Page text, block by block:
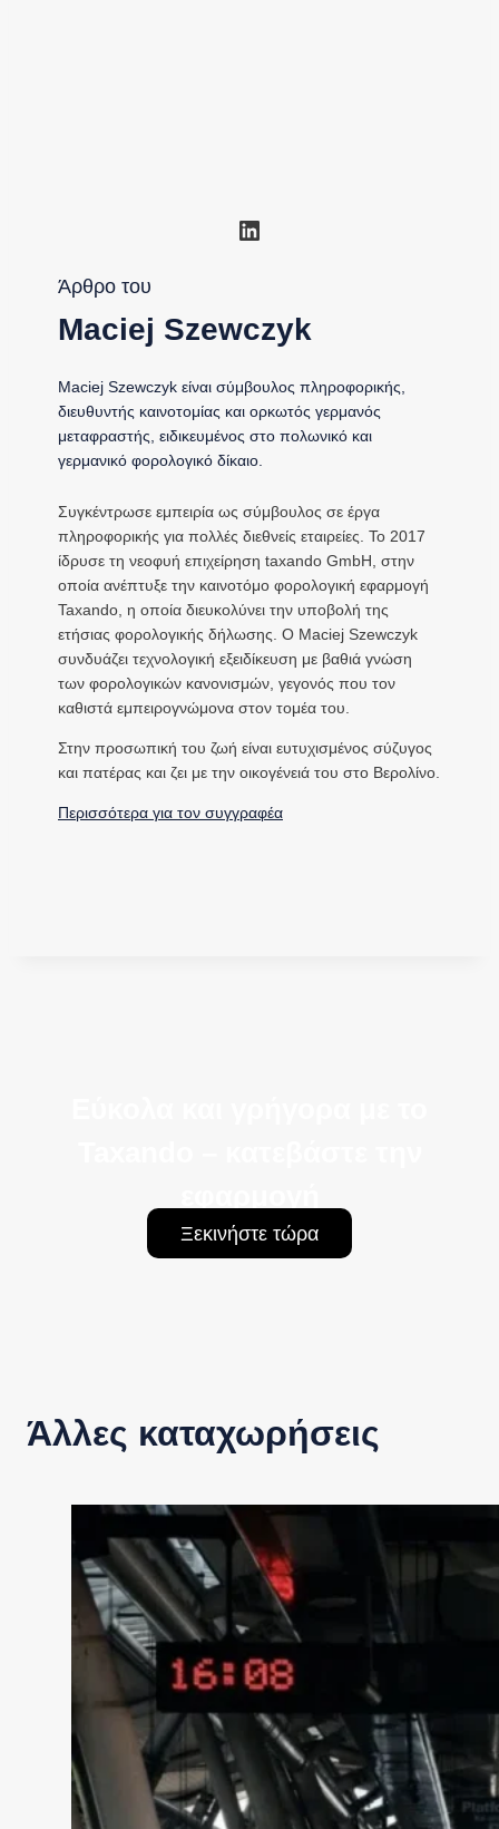
Linkedin
Άρθρο του
Maciej Szewczyk
Maciej Szewczyk είναι σύμβουλος πληροφορικής,
διευθυντής καινοτομίας και ορκωτός γερμανός
μεταφραστής, ειδικευμένος στο πολωνικό και
γερμανικό φορολογικό δίκαιο.
Συγκέντρωσε εμπειρία ως σύμβουλος σε έργα
πληροφορικής για πολλές διεθνείς εταιρείες. Το 2017
ίδρυσε τη νεοφυή επιχείρηση taxando GmbH, στην
οποία ανέπτυξε την καινοτόμο φορολογική εφαρμογή
Taxando, η οποία διευκολύνει την υποβολή της
ετήσιας φορολογικής δήλωσης. Ο Maciej Szewczyk
συνδυάζει τεχνολογική εξειδίκευση με βαθιά γνώση
των φορολογικών κανονισμών, γεγονός που τον
καθιστά εμπειρογνώμονα στον τομέα του.
Στην προσωπική του ζωή είναι ευτυχισμένος σύζυγος
και πατέρας και ζει με την οικογένειά του στο Βερολίνο.
Περισσότερα για τον συγγραφέα
Ξεκινήστε τώρα
Άλλες καταχωρήσεις